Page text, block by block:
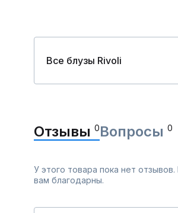
Все блузы Rivoli
Отзывы 0Вопросы 0
У этого товара пока нет
вам благодарны.